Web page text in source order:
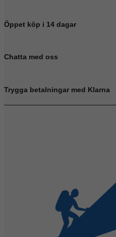
Öppet köp i 14 dagar
Chatta med oss
Trygga betalningar med Klarna